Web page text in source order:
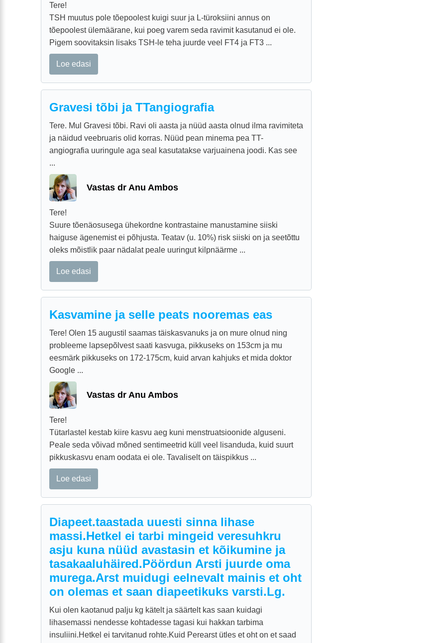
Tere!
TSH muutus pole tõepoolest kuigi suur ja L-türoksiini annus on
tõepoolest ülemäärane, kui poeg varem seda ravimit kasutanud ei ole.
Pigem soovitaksin lisaks TSH-le teha juurde veel FT4 ja FT3 ...
Loe edasi
Gravesi tõbi ja TTangiografia
Tere. Mul Gravesi tõbi. Ravi oli aasta ja nüüd aasta olnud ilma ravimiteta
ja näidud veebruaris olid korras. Nüüd pean minema pea TT-
angiografia uuringule aga seal kasutatakse varjuainena joodi. Kas see
...
Vastas dr Anu Ambos
Tere!
Suure tõenäosusega ühekordne kontrastaine manustamine siiski
haiguse ägenemist ei põhjusta. Teatav (u. 10%) risk siiski on ja seetõttu
oleks mõistlik paar nädalat peale uuringut kilpnäärme ...
Loe edasi
Kasvamine ja selle peats nooremas eas
Tere! Olen 15 augustil saamas täiskasvanuks ja on mure olnud ning
probleeme lapsepõlvest saati kasvuga, pikkuseks on 153cm ja mu
eesmärk pikkuseks on 172-175cm, kuid arvan kahjuks et mida doktor
Google ...
Vastas dr Anu Ambos
Tere!
Tütarlastel kestab kiire kasvu aeg kuni menstruatsioonide alguseni.
Peale seda võivad mõned sentimeetrid küll veel lisanduda, kuid suurt
pikkuskasvu enam oodata ei ole. Tavaliselt on täispikkus ...
Loe edasi
Diapeet.taastada uuesti sinna lihase
massi.Hetkel ei tarbi mingeid veresuhkru
asju kuna nüüd avastasin et kõikumine ja
tasakaaluhäired.Pöördun Arsti juurde oma
murega.Arst muidugi eelnevalt mainis et oht
on olemas et saan diapeetikuks varsti.Lg.
Kui olen kaotanud palju kg kätelt ja säärtelt kas saan kuidagi
lihasemassi nendesse kohtadesse tagasi kui hakkan tarbima
insuliini.Hetkel ei tarvitanud rohte.Kuid Perearst ütles et oht on et saad